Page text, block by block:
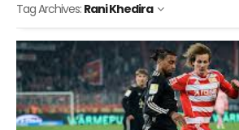
Tag Archives: Rani Khedira